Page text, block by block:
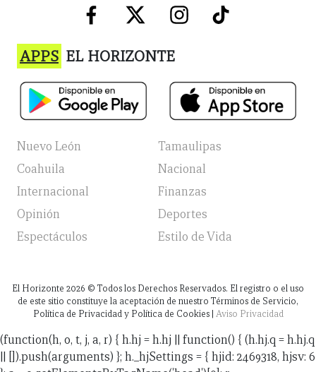
APPS EL HORIZONTE
Nuevo León
Tamaulipas
Coahuila
Nacional
Internacional
Finanzas
Opinión
Deportes
Espectáculos
Estilo de Vida
El Horizonte 2026 © Todos los Derechos Reservados. El registro o el uso
de este sitio constituye la aceptación de nuestro Términos de Servicio,
Política de Privacidad y Política de Cookies | Aviso Privacidad
(function(h, o, t, j, a, r) { h.hj = h.hj || function() { (h.hj.q = h.hj.q
|| []).push(arguments) }; h._hjSettings = { hjid: 2469318, hjsv: 6